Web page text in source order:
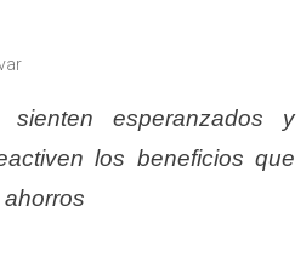
sienten esperanzados y
los beneficios que